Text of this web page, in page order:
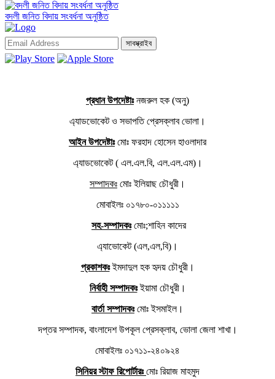
বদলী জনিত বিদায় সংবর্ধনা অনুষ্ঠিত
সাবস্ক্রাইব
প্রধান উপদেষ্টাঃনজরুল হক (অনু)
এ্যাডভোকেট ও সভাপতি প্রেসক্লাব ভোলা।
আইন উপদেষ্টাঃমোঃ ফরহাদ হোসেন হাওলাদার
এ্যাডভোকেট ( এল.এল.বি, এল.এল.এম)।
সম্পাদকঃ মোঃ ইলিয়াছ চৌধুরী।
মোবাইলঃ ০১৭৮০-০১১১১১
সহ-সম্পাদকঃমোঃ;শাহিন কাদের
এ্যাভোকেট (এল,এল,বি)।
প্রকাশকঃইমদাদুল হক হৃদয় চৌধুরী।
নির্বাহী সম্পাদকঃইয়ামা চৌধুরী।
বার্তা সম্পাদকঃমোঃ ইসমাইল।
দপ্তর সম্পাদক, বাংলাদেশ উপকূল প্রেসক্লাব, ভোলা জেলা শাখা।
মোবাইলঃ ০১৭১১-২৪০৯২৪
সিনিয়র স্টাফ রিপোর্টারঃমোঃ রিয়াজ মাহমুদ